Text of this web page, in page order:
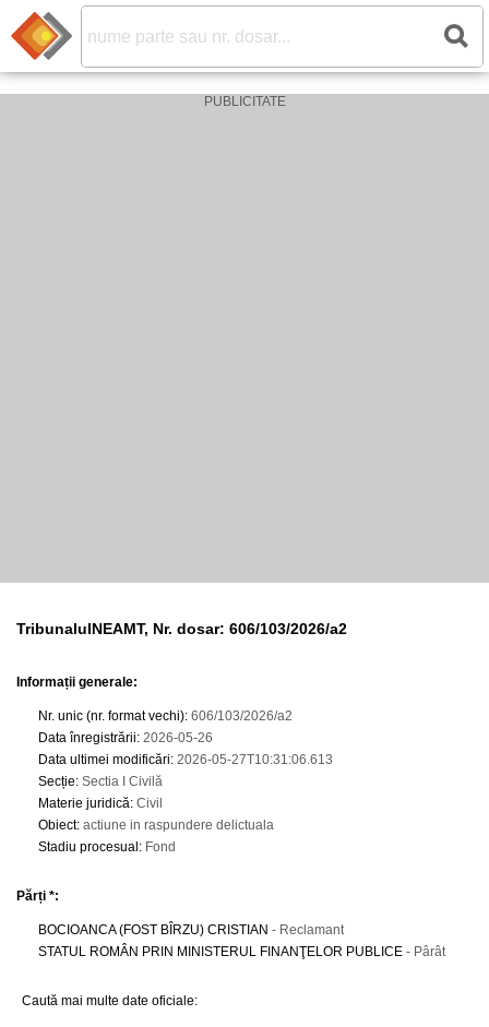
TribunalulNEAMT, Nr. dosar: 606/103/2026/a2
Informații generale:
Nr. unic (nr. format vechi): 606/103/2026/a2
Data înregistrării: 2026-05-26
Data ultimei modificări: 2026-05-27T10:31:06.613
Secție: Sectia I Civilă
Materie juridică: Civil
Obiect: actiune in raspundere delictuala
Stadiu procesual : Fond
Părți *:
BOCIOANCA (FOST BÎRZU) CRISTIAN - Reclamant
STATUL ROMÂN PRIN MINISTERUL FINANŢELOR PUBLICE - Pârât
Caută mai multe date oficiale: